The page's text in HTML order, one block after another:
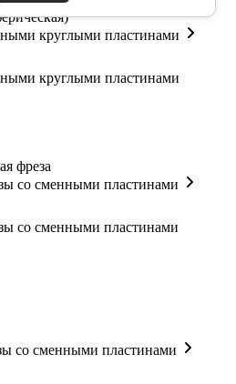
круглыми пластинами
круглыми пластинами
фреза
со сменными пластинами
со сменными пластинами
со сменными пластинами